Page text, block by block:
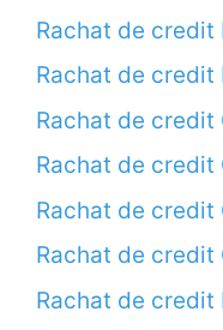
Rachat de credit
Rachat de credit
Rachat de credit
Rachat de credit
Rachat de credit
Rachat de credit
Rachat de credit